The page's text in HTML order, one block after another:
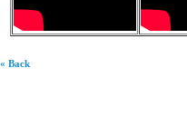
« Back